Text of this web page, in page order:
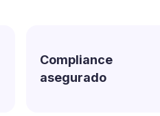
Compliance
asegurado